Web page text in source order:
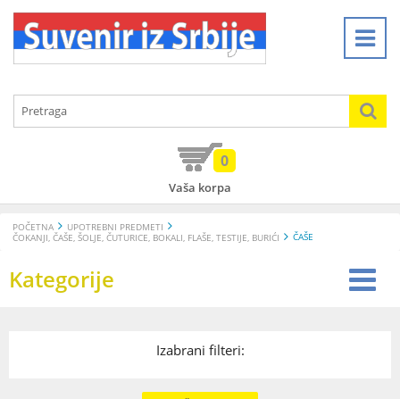
Vaša korpa
0
POČETNA
UPOTREBNI PREDMETI
ČOKANJI, ČAŠE, ŠOLJE, ČUTURICE, BOKALI, FLAŠE, TESTIJE, BURIĆI
ČAŠE
Kategorije
Izabrani filteri: